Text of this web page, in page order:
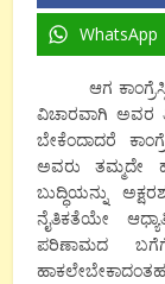
WhatsApp
ಆಗ
ವಿಚಾರವಾಗಿ
ಬೇಕೆಂದಾದರೆ
ಅವರು ತಮ್ಮದೇ
ಬುದ್ಧಿಯನ್ನು
ನೈತಿಕತೆಯೇ
ಪರಿಣಾಮದ